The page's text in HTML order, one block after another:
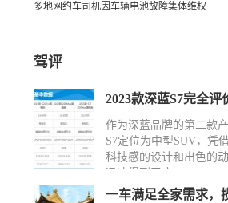
多地网约车司机因车辆电池故障集体维权
驾评
2023款深蓝S7完全评
作为深蓝品牌的第二款
S7定位为中型SUV，凭
科技感的设计和出色的动
一车满足全家需求，